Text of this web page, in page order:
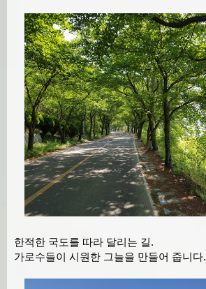
한적한 국도를 따라 달리는 길.
가로수들이 시원한 그늘을 만들어 줍니다.